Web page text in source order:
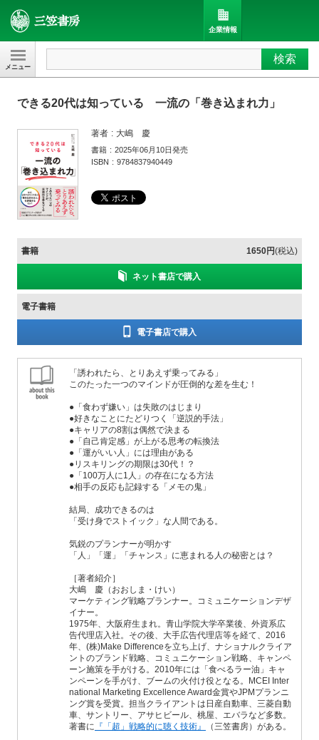
三笠書房 検索
企業情報
できる20代は知っている 一流の「巻き込まれ力」
著者 大嶋 慶
書籍
2025年06月10日発売
ISBN
9784837940449
書籍 1650円(税込)
ネット書店で購入
電子書籍
電子書店で購入
「誘われたら、とりあえず乗ってみる」
このたった一つのマインドが圧倒的な差を生む！
●「食わず嫌い」は失敗のはじまり
●好きなことにたどりつく「逆説的手法」
●キャリアの8割は偶然で決まる
●「自己肯定感」が上がる思考の転換法
●「運がいい人」には理由がある
●リスキリングの期限は30代！？
●「100万人に1人」の存在になる方法
●相手の反応も記録する「メモの鬼」
結局、成功できるのは
「受け身でストイック」な人間である。
気鋭のプランナーが明かす
「人」「運」「チャンス」に恵まれる人の秘密とは？
［著者紹介］
大嶋 慶（おおしま・けい）
マーケティング戦略プランナー。コミュニケーションデザ
イナー。
1975年、大阪府生まれ。青山学院大学卒業後、外資系広
告代理店入社。その後、大手広告代理店等を経て、2016
年、(株)Make Differenceを立ち上げ、ナショナルクライア
ントのブランド戦略、コミュニケーション戦略、キャンペ
ーン施策を手がける。2010年には「食べるラー油」キャ
ンペーンを手がけ、ブームの火付け役となる。MCEI Inter
national Marketing Excellence Award金賞やJPMプランニ
ング賞を受賞。担当クライアントは日産自動車、三菱自動
車、サントリー、アサヒビール、桃屋、エバラなど多数。
著書に 『「超」戦略的に聴く技術』 （三笠書房）がある。